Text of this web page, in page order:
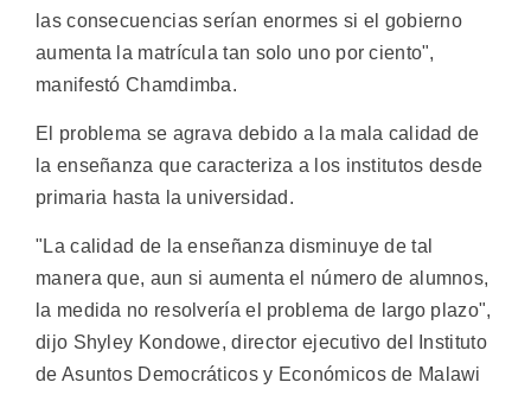
las consecuencias serían enormes si el gobierno
aumenta la matrícula tan solo uno por ciento",
manifestó Chamdimba.
El problema se agrava debido a la mala calidad de
la enseñanza que caracteriza a los institutos desde
primaria hasta la universidad.
"La calidad de la enseñanza disminuye de tal
manera que, aun si aumenta el número de alumnos,
la medida no resolvería el problema de largo plazo",
dijo Shyley Kondowe, director ejecutivo del Instituto
de Asuntos Democráticos y Económicos de Malawi